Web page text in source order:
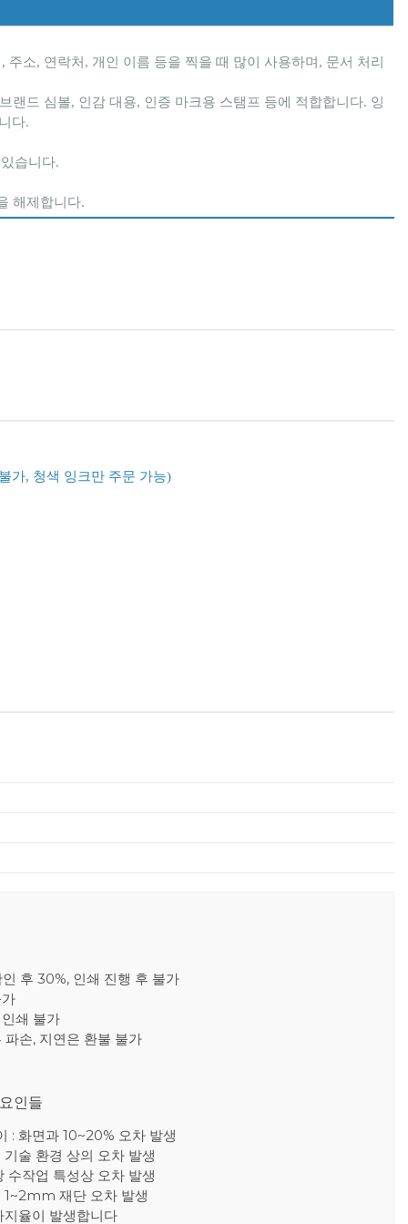
소, 연락처, 개인 이름 등을 찍을 때 많이 사용하며, 문서 처리
드 심볼, 인감 대용, 인증 마크용 스탬프 등에 적합합니다. 잉
다.
습니다.
해제합니다.
가, 청색 잉크만 주문 가능)
후 30%, 인쇄 진행 후 불가
쇄 불가
손, 지연은 환불 불가
인들
: 화면과 10~20% 오차 발생
술 환경 상의 오차 발생
수작업 특성상 오차 발생
1~2mm 재단 오차 발생
율이 발생합니다